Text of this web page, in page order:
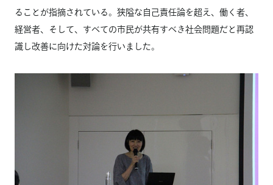
ることが指摘されている。狭隘な自己責任論を超え、働く者、
経営者、そして、すべての市民が共有すべき社会問題だと再認
識し改善に向けた対論を行いました。